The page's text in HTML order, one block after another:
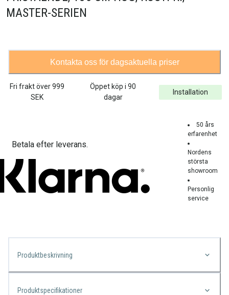
MASTER-SERIEN
Kontakta oss för dagsaktuella priser
Fri frakt över999
SEK
Öppet köp i 90
dagar
Installation
Betala efter leverans.
50 års
erfarenhet
Nordens
största
showroom
Personlig
service
Produktbeskrivning
Produktspecifikationer